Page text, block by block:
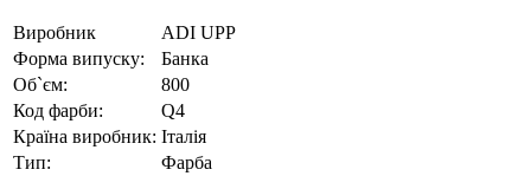
Виробник
ADI UPP
Форма випуску:
Банка
Об`єм:
800
Код фарби:
Q4
Країна виробник: Італія
Тип:
Фарба